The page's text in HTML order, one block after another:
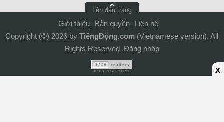
Lên đầu trang
Giới thiệu Bản quyền
Liên hệ
Copyright (©) 2026 by TiếngĐộng.com (Vietnamese version). All
Rights Reserved .Đăng nhập
3708 readers
FEED STATISTICS x